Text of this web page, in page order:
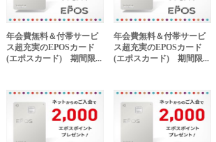
年会費無料＆付帯サービ
ス超充実のEPOSカード
(エポスカード) 期間限...
年会費無料＆付帯サービ
ス超充実のEPOSカード
(エポスカード) 期間限...